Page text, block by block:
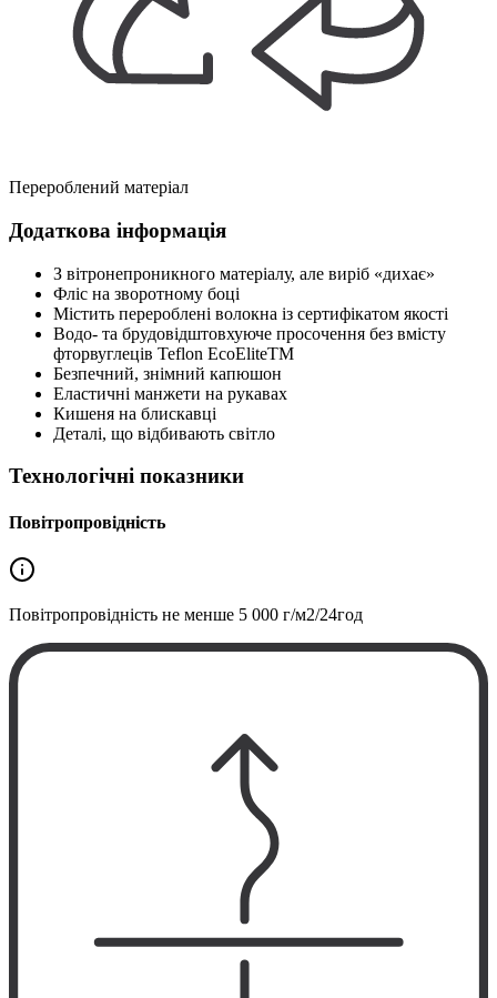
Перероблений матеріал
Додаткова інформація
З вітронепроникного матеріалу, але виріб «дихає»
Фліс на зворотному боці
Містить перероблені волокна із сертифікатом якості
Водо- та брудовідштовхуюче просочення без вмісту
фторвуглеців Teflon EcoEliteTM
Безпечний, знімний капюшон
Еластичні манжети на рукавах
Кишеня на блискавці
Деталі, що відбивають світло
Технологічні показники
Повітропровідність
Повітропровідність не менше 5 000 г/м2/24год